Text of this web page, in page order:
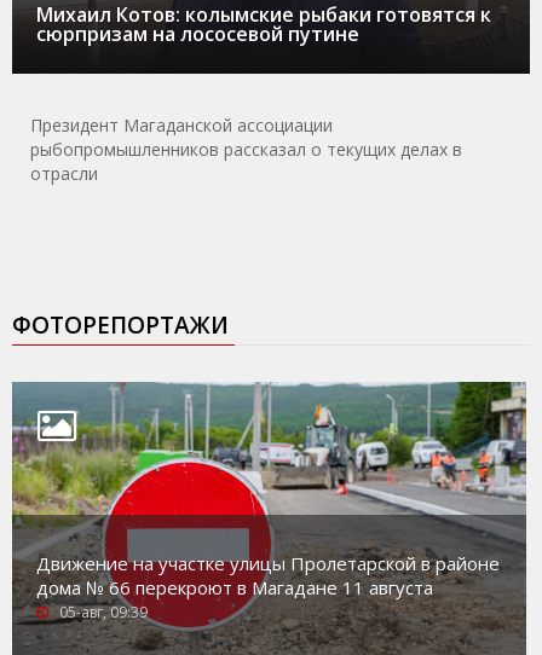
Михаил Котов: колымские рыбаки готовятся к
сюрпризам на лососевой путине
Президент Магаданской ассоциации
рыбопромышленников рассказал о текущих делах в
отрасли
ФОТОРЕПОРТАЖИ
Движение на участке улицы Пролетарской в районе
дома № 66 перекроют в Магадане 11 августа
05-авг, 09:39